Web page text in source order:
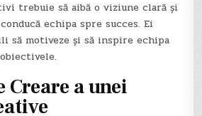
trebuie să aibă o viziune clară și
echipa spre succes. Ei
să motiveze și să inspire echipa
Creare a unei